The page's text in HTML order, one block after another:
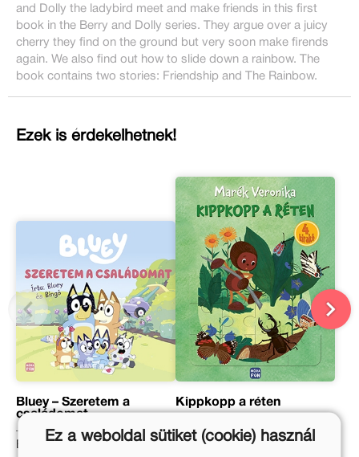
and Dolly the ladybird meet and make friends in this first
book in the Berry and Dolly series. They argue over a juicy
cherry they find on the ground but very soon make firends
again. We also find out how to slide down a rainbow. The
book contains two stories: Friendship and The Rainbow.
Ezek is érdekelhetnek!
Bluey – Szeretem a
családomat
Eredeti ár:
Kippkopp a réten
Marék Veronika
Ez a weboldal sütiket (cookie) használ